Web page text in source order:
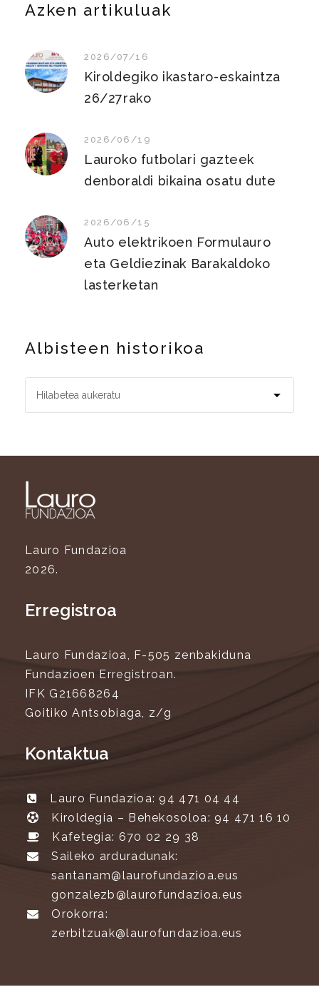
Azken artikuluak
2026/07/16
Kiroldegiko ikastaro-eskaintza
26/27rako
2026/06/19
Lauroko futbolari gazteek
denboraldi bikaina osatu dute
2026/06/15
Auto elektrikoen Formulauro
eta Geldiezinak Barakaldoko
lasterketan
Albisteen historikoa
Lauro Fundazioa
2026.
Erregistroa
Lauro Fundazioa, F-505 zenbakiduna
Fundazioen Erregistroan.
IFK G21668264
Goitiko Antsobiaga, z/g
Kontaktua
Lauro Fundazioa: 94 471 04 44
Kiroldegia – Behekosoloa: 94 471 16 10
Kafetegia: 670 02 29 38
Saileko arduradunak:
santanam@laurofundazioa.eus
gonzalezb@laurofundazioa.eus
Orokorra:
zerbitzuak@laurofundazioa.eus